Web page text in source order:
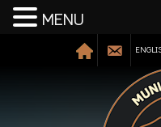
MENU